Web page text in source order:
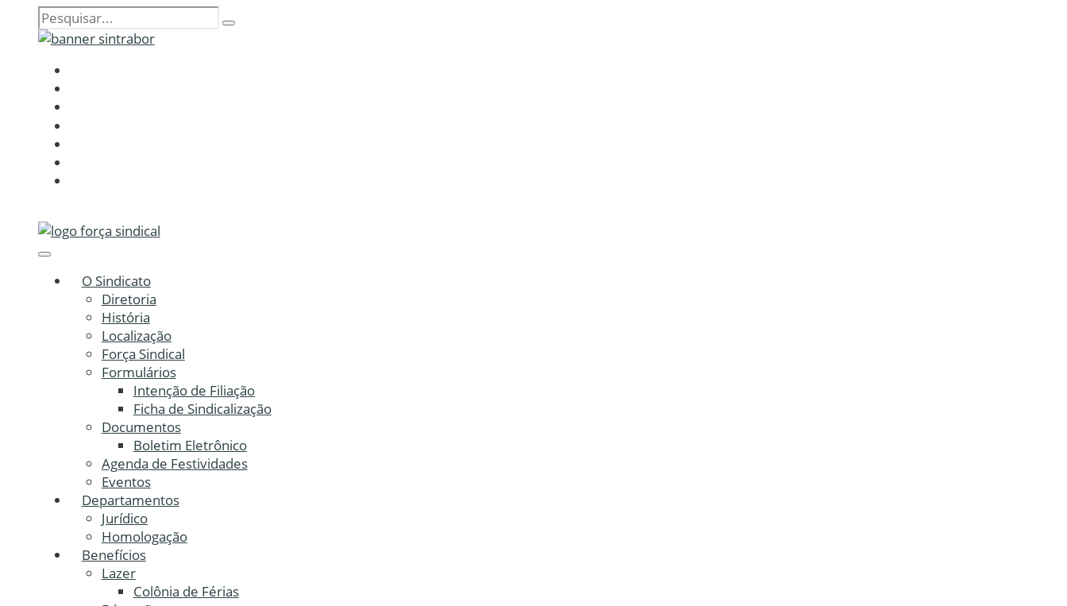
O Sindicato
Diretoria
História
Localização
Força Sindical
Formulários
Intenção de Filiação
Ficha de Sindicalização
Documentos
Boletim Eletrônico
Agenda de Festividades
Eventos
Departamentos
Jurídico
Homologação
Benefícios
Lazer
Colônia de Férias